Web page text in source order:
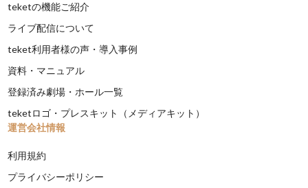
teketの機能ご紹介
ライブ配信について
teket利用者様の声・導入事例
資料・マニュアル
登録済み劇場・ホール一覧
teketロゴ・プレスキット（メディアキット）
運営会社情報
利用規約
プライバシーポリシー